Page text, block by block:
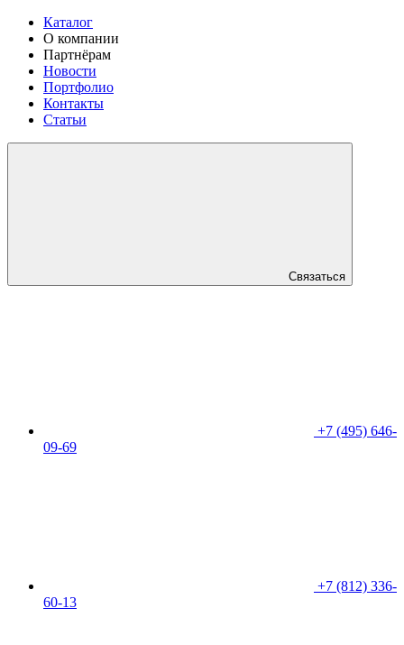
Каталог
О компании
Партнёрам
Новости
Портфолио
Контакты
Статьи
Связаться
+7 (495) 646-
09-69
+7 (812) 336-
60-13